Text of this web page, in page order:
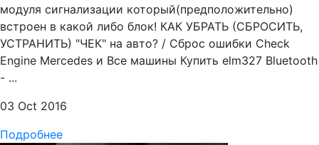
модуля сигнализации который(предположительно)
встроен в какой либо блок! КАК УБРАТЬ (СБРОСИТЬ,
УСТРАНИТЬ) "ЧЕК" на авто? / Сброс ошибки Check
Engine Mercedes и Все машины Купить elm327 Bluetooth
- ...
03 Oct 2016
Подробнее